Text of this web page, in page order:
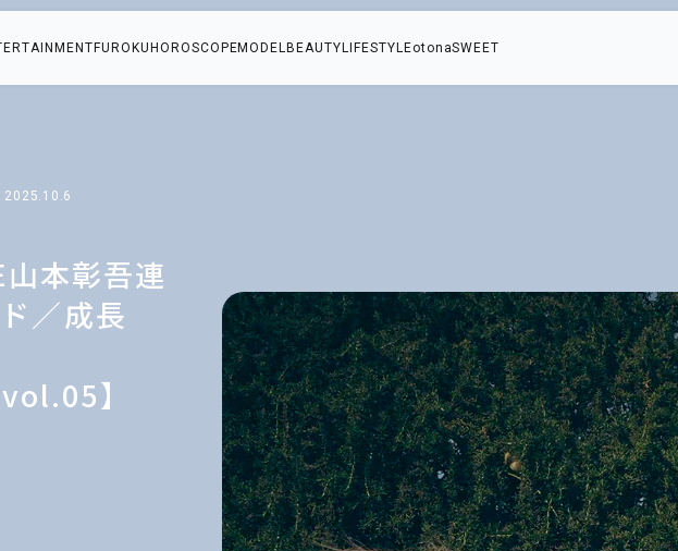
FUROKU HOROSCOPEMODEL BEAUTY LIFESTYLEotonaSWEET
2025.10.6
山本彰吾連
／成長
】